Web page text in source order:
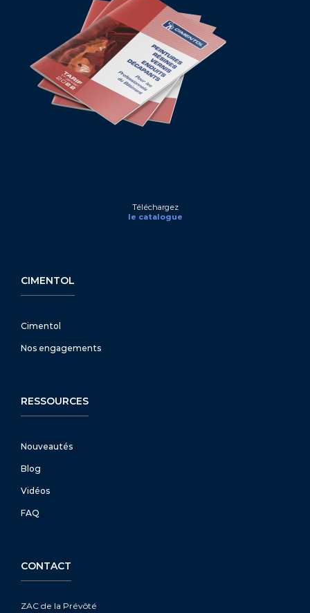
Téléchargez
le catalogue
CIMENTOL
Cimentol
Nos engagements
RESSOURCES
Nouveautés
Blog
Vidéos
FAQ
CONTACT
ZAC de la Prévôté